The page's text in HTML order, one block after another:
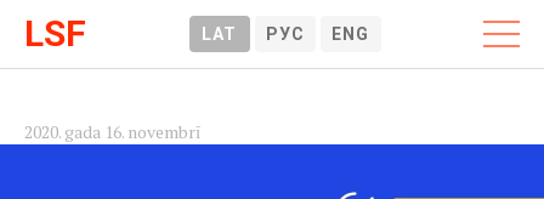
LSF LAT РУС ENG
2020. gada 16. novembrī